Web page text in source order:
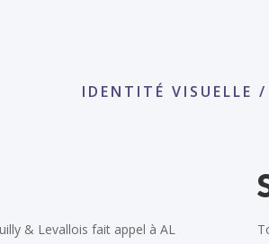
IDENTITÉ VISUELLE
& Levallois fait appel à AL